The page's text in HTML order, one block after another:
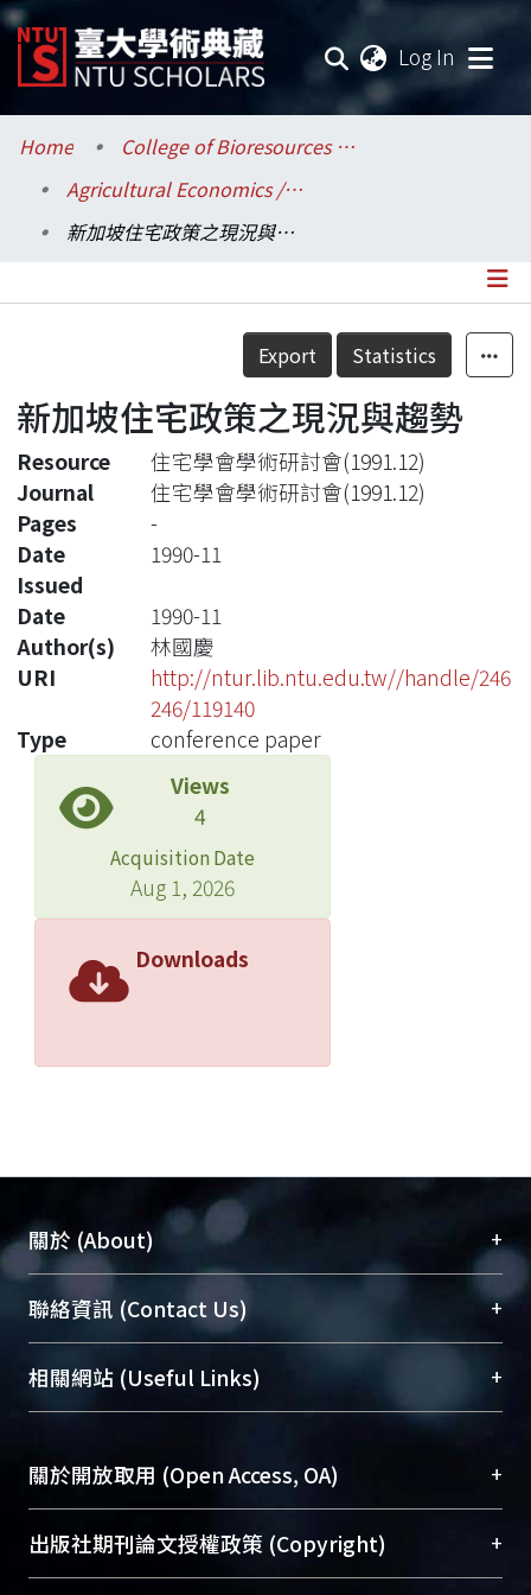
Log In
Communities & Collections
Research Outputs
Statistics
Home
College of Bioresources and Agriculture / 生物資源暨農學院
Agricultural Economics / 農業經濟學系
新加坡住宅政策之現況與趨勢
Details
Export Statistics
新加坡住宅政策之現況與趨勢
Resource
住宅學會學術研討會(1991.12)
Journal
住宅學會學術研討會(1991.12)
Pages
-
Date
Issued
1990-11
Date
1990-11
Author(s)
林國慶
URI
http://ntur.lib.ntu.edu.tw//handle/246
246/119140
Type
conference paper
Views
4
Acquisition Date
Aug 1, 2026
Downloads
關於 (About) +
臺大位居世界頂尖大學之列，為永久珍藏及向國際
展現本校豐碩的研究成果及學術能量，圖書館整合
機構典藏（NTUR）與學術庫（AH）不同功能平
台，成為臺大學術典藏NTU scholars。期能整合研
究能量、促進交流合作、保存學術產出、推廣研究
成果。
To permanently archive and promote researcher
profiles and scholarly works, Library integrates the
services of “NTU Repository” with “Academic
聯絡資訊 (Contact Us) +
總館學科館員(Main Library)
醫學圖書館學科館員(Medical Library)
(Social
Sciences Library)
相關網站 (Useful Links) +
關於開放取用 (Open Access, OA) +
開放取用是從使用者角度提升資訊取用性的社會運
動，應用在學術研究上是透過將研究著作公開供使
出版社期刊論文授權政策 (Copyright) +